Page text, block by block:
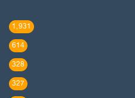
1٬931
614
328
327